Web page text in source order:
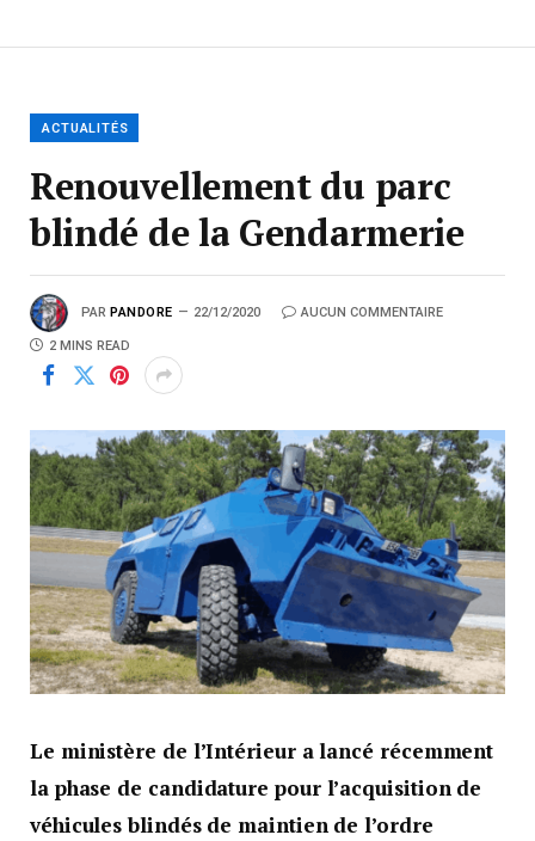
ACTUALITÉS
Renouvellement du parc
blindé de la Gendarmerie
PAR PANDORE 22/12/2020 AUCUN COMMENTAIRE
2 MINS READ
Le ministère de l’Intérieur a lancé récemment
la phase de candidature pour l’acquisition de
véhicules blindés de maintien de l’ordre